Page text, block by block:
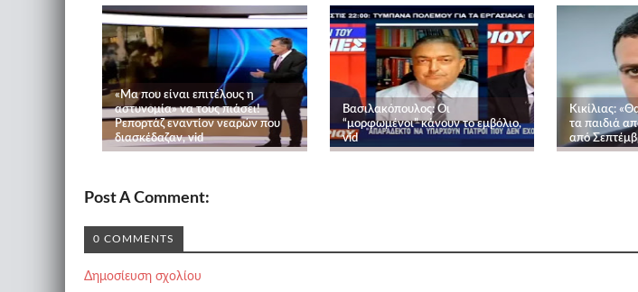
«Μα που είναι επιτέλους η
αστυνομία» να τους πιάσει!
Ρεπορτάζ εναντίον νεαρών που
διασκέδαζαν, vid
Βασιλακόπουλος: Οι
“μορφωμένοι” κάνουν το εμβόλιο,
vid
Κικίλιας:
τα παιδιά
από
Post A Comment:
0 COMMENTS
Δημοσίευση σχολίου